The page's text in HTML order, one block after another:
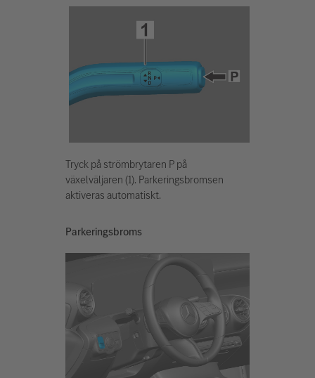
Tryck på strömbrytaren P på
växelväljaren (1). Parkeringsbromsen
aktiveras automatiskt.
Parkeringsbroms